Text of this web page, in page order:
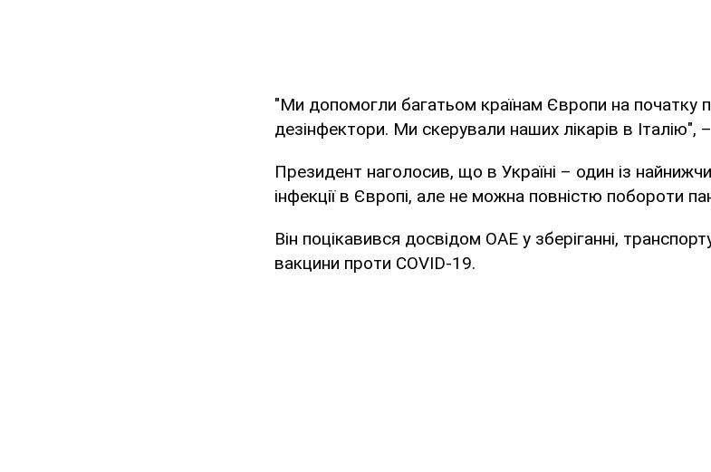
"Ми допомогли багатьом країнам Європи на початку
дезінфектори. Ми скерували наших лікарів в Італію",
Президент наголосив, що в Україні – один із
інфекції в Європі, але не можна повністю побороти
Він поцікавився досвідом ОАЕ у зберіганні,
вакцини проти COVID-19.